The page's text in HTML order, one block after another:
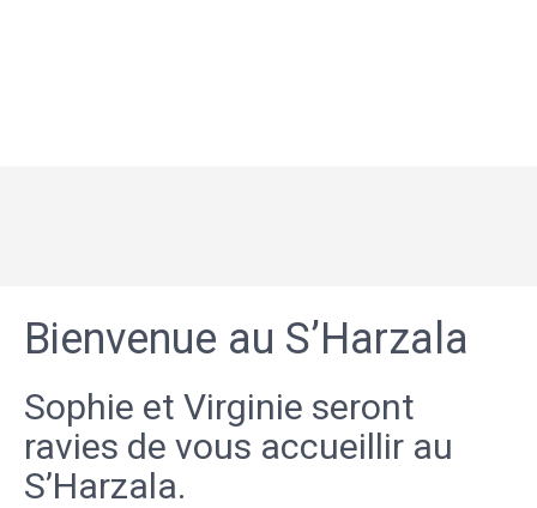
Bienvenue au S’Harzala
Sophie et Virginie seront
ravies de vous accueillir au
S’Harzala.